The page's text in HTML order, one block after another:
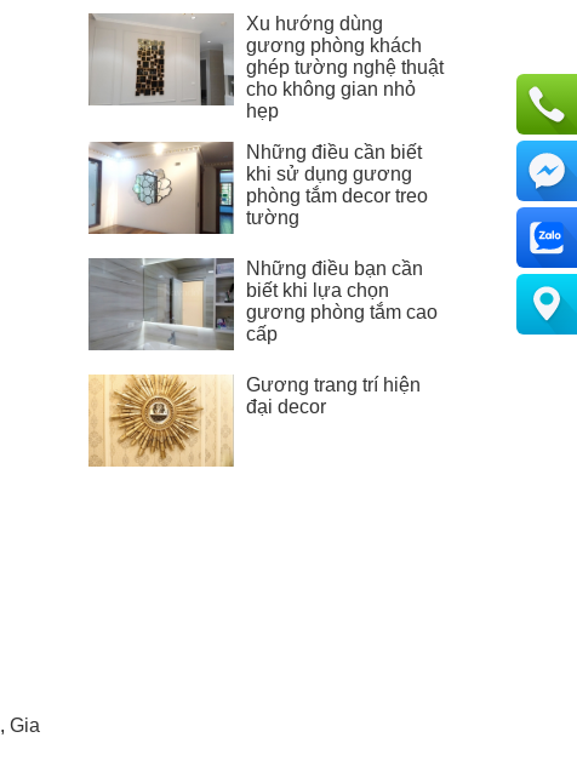
, Gia
Xu hướng dùng
gương phòng khách
ghép tường nghệ thuật
cho không gian nhỏ
hẹp
Những điều cần biết
khi sử dụng gương
phòng tắm decor treo
tường
Những điều bạn cần
biết khi lựa chọn
gương phòng tắm cao
cấp
Gương trang trí hiện
đại decor